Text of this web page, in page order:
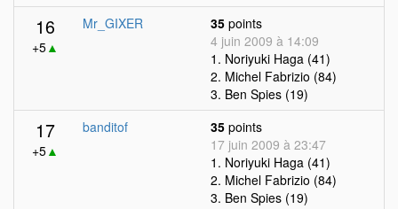
16
+5▲
Mr_GIXER 35 points
4 juin 2009 à 14:09
1. Noriyuki Haga (41)
2. Michel Fabrizio (84)
3. Ben Spies (19)
17
+5▲
banditof 35 points
17 juin 2009 à 23:47
1. Noriyuki Haga (41)
2. Michel Fabrizio (84)
3. Ben Spies (19)